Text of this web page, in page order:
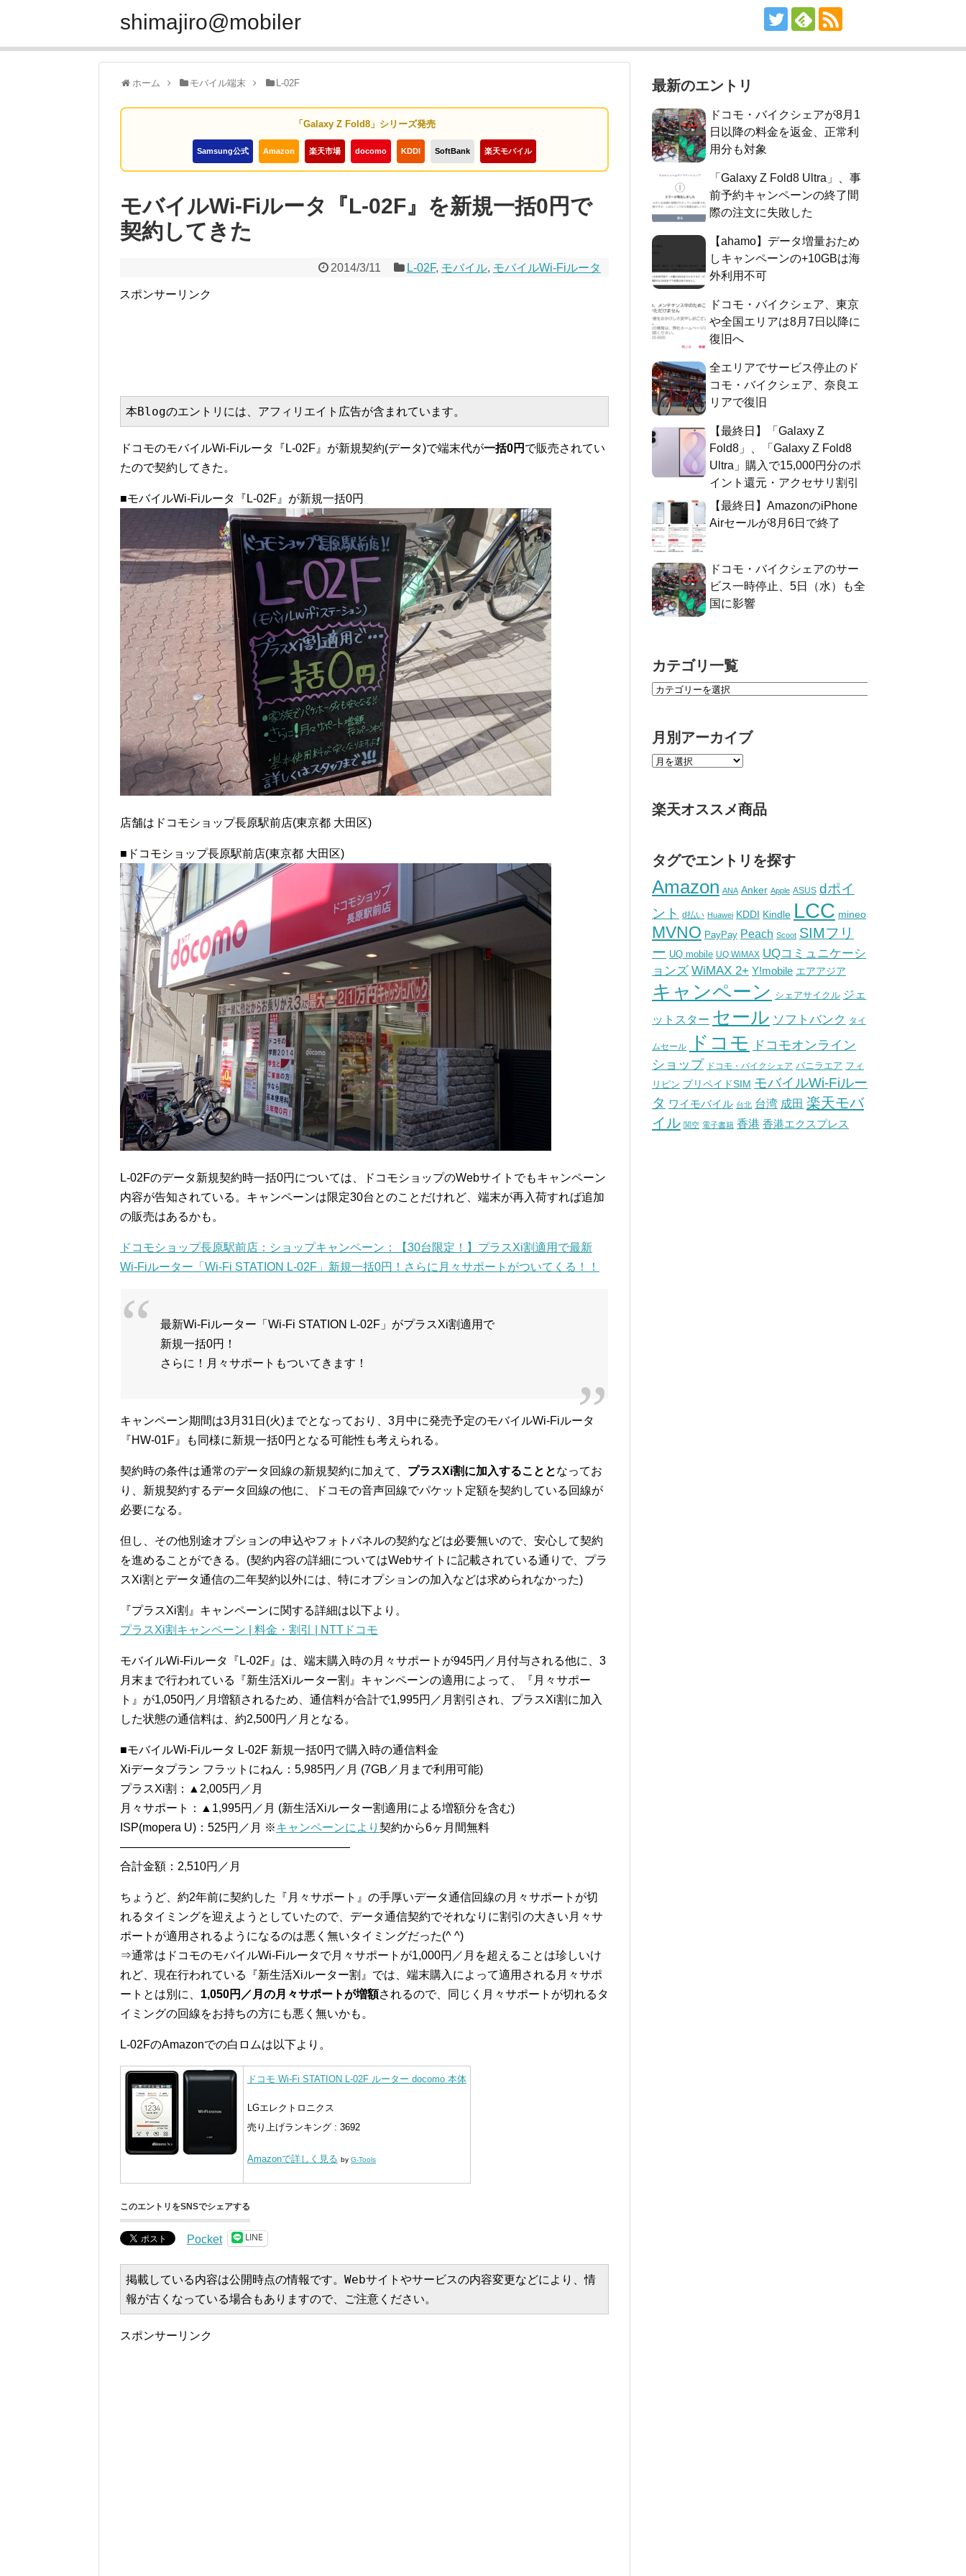
shimajiro@mobiler
ホーム モバイル端末 L-02F
「Galaxy Z Fold8」シリーズ発売
Samsung公式 Amazon 楽天市場 docomo KDDI SoftBank 楽天モバイル
モバイルWi-Fiルータ『L-02F』を新規一括0円で
契約してきた
2014/3/11 L-02F, モバイル, モバイルWi-Fiルータ
スポンサーリンク
本Blogのエントリには、アフィリエイト広告が含まれています。
ドコモのモバイルWi-Fiルータ『L-02F』が新規契約(データ)で端末代が一括0円 で販売されてい
たので契約してきた。
■モバイルWi-Fiルータ『L-02F』が新規一括0円
店舗はドコモショップ長原駅前店(東京都 大田区)
■ドコモショップ長原駅前店(東京都 大田区)
L-02Fのデータ新規契約時一括0円については、ドコモショップのWebサイトでもキャンペーン
内容が告知されている。キャンペーンは限定30台とのことだけれど、端末が再入荷すれば追加
の販売はあるかも。
ドコモショップ長原駅前店：ショップキャンペーン：【30台限定！】プラスXi割適用で最新
Wi-Fiルーター「Wi-Fi STATION L-02F」新規一括0円！さらに月々サポートがついてくる！！
最新Wi-Fiルーター「Wi-Fi STATION L-02F」がプラスXi割適用で
新規一括0円！
さらに！月々サポートもついてきます！
キャンペーン期間は3月31日(火)までとなっており、3月中に発売予定のモバイルWi-Fiルータ
『HW-01F』も同様に新規一括0円となる可能性も考えられる。
契約時の条件は通常のデータ回線の新規契約に加えて、 プラスXi割に加入することとなってお
り、新規契約するデータ回線の他に、ドコモの音声回線でパケット定額を契約している回線が
必要になる。
但し、その他別途オプションの申込やフォトパネルの契約などは必要無いので、安心して契約
を進めることができる。(契約内容の詳細についてはWebサイトに記載されている通りで、プラ
スXi割とデータ通信の二年契約以外には、特にオプションの加入などは求められなかった)
『プラスXi割』キャンペーンに関する詳細は以下より。
プラスXi割キャンペーン | 料金・割引 | NTTドコモ
モバイルWi-Fiルータ『L-02F』は、端末購入時の月々サポートが945円／月付与される他に、3
月末まで行われている『新生活Xiルーター割』キャンペーンの適用によって、『月々サポー
ト』が1,050円／月増額されるため、通信料が合計で1,995円／月割引され、プラスXi割に加入
した状態の通信料は、約2,500円／月となる。
■モバイルWi-Fiルータ L-02F 新規一括0円で購入時の通信料金
Xiデータプラン フラットにねん：5,985円／月 (7GB／月まで利用可能)
プラスXi割：▲2,005円／月
月々サポート：▲1,995円／月 (新生活Xiルーター割適用による増額分を含む)
ISP(mopera U)：525円／月 ※キャンペーンにより 契約から6ヶ月間無料
————————————————————
合計金額：2,510円／月
ちょうど、約2年前に契約した『月々サポート』の手厚いデータ通信回線の月々サポートが切
れるタイミングを迎えようとしていたので、データ通信契約でそれなりに割引の大きい月々サ
ポートが適用されるようになるのは悪く無いタイミングだった(^ ^)
⇒通常はドコモのモバイルWi-Fiルータで月々サポートが1,000円／月を超えることは珍しいけ
れど、現在行われている『新生活Xiルーター割』では、端末購入によって適用される月々サポ
ートとは別に、 1,050円／月の月々サポートが増額されるので、同じく月々サポートが切れるタ
イミングの回線をお持ちの方にも悪く無いかも。
L-02FのAmazonでの白ロムは以下より。
ドコモ Wi-Fi STATION L-02F ルーター docomo 本体
LGエレクトロニクス
売り上げランキング : 3692
Amazonで詳しく見る by G-Tools
このエントリをSNSでシェアする
Pocket LINE
掲載している内容は公開時点の情報です。Webサイトやサービスの内容変更などにより、情
報が古くなっている場合もありますので、ご注意ください。
スポンサーリンク
最新のエントリ
ドコモ・バイクシェアが8月1
日以降の料金を返金、正常利
用分も対象
「Galaxy Z Fold8 Ultra」、事
前予約キャンペーンの終了間
際の注文に失敗した
【ahamo】データ増量おため
しキャンペーンの+10GBは海
外利用不可
ドコモ・バイクシェア、東京
や全国エリアは8月7日以降に
復旧へ
全エリアでサービス停止のド
コモ・バイクシェア、奈良エ
リアで復旧
【最終日】「Galaxy Z
Fold8」、「Galaxy Z Fold8
Ultra」購入で15,000円分のポ
イント還元・アクセサリ割引
【最終日】AmazonのiPhone
Airセールが8月6日で終了
ドコモ・バイクシェアのサー
ビス一時停止、5日（水）も全
国に影響
カテゴリ一覧
月別アーカイブ
楽天オススメ商品
タグでエントリを探す
Amazon ANA Anker Apple ASUS dポイ
ント
d払い Huawei KDDI Kindle LCC mineo
MVNO PayPay Peach Scoot SIMフリ
ー UQ mobile UQ WiMAX UQコミュニケーシ
ョンズ WiMAX 2+ Y!mobile エアアジア
キャンペーン シェアサイクル ジェ
ットスター セール ソフトバンク タイ
ムセール ドコモ
ドコモオンライン
ショップ ドコモ・バイクシェア バニラエア フィ
リピン プリペイドSIM モバイルWi-Fiルー
タ ワイモバイル 台北 台湾 成田 楽天モバ
イル 関空 電子書籍 香港 香港エクスプレス